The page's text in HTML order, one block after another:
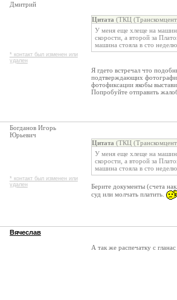
Дмитрий
* контакт был изменен или
удален
Цитата (ТКЦ
У меня еще хлеще на
скорости, а второй за
машина стояла в сто
Я гдето встречал что
подтверждающих
фотофиксации якобы
Попробуйте отправить
Богданов Игорь
Юрьевич
* контакт был изменен или
удален
Цитата (ТКЦ
У меня еще хлеще на
скорости, а второй за
машина стояла в сто
Берите документы (счета
суд или молчать платить.
Вячеслав
А так же распечатку с